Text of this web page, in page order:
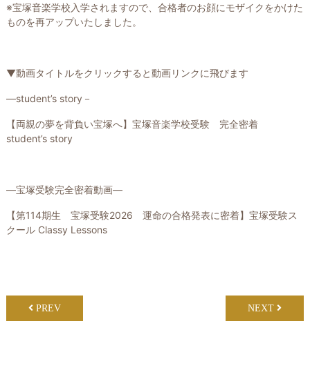
※宝塚音楽学校入学されますので、合格者のお顔にモザイクをかけた
ものを再アップいたしました。
▼動画タイトルをクリックすると動画リンクに飛びます
―student’s story－
【両親の夢を背負い宝塚へ】宝塚音楽学校受験 完全密着
student’s story
―宝塚受験完全密着動画―
【第114期生 宝塚受験2026 運命の合格発表に密着】宝塚受験ス
クール Classy Lessons
PREV NEXT